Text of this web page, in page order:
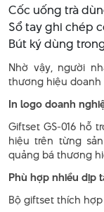
Cốc uống trà
Sổ tay ghi chép
Bút ký dùng
Nhờ vậy, người
thương hiệu
In logo doanh
Giftset GS-016 hỗ
hiệu trên từng
quảng bá thương
Phù hợp nhiều dịp
Bộ giftset thích